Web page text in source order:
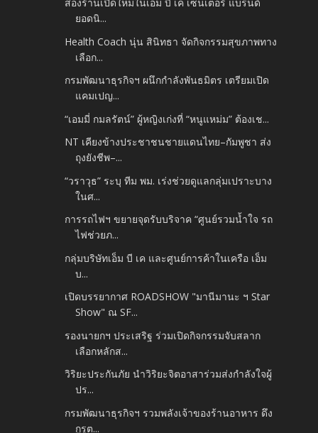
ยอดนิ...
Health Coach นุ่น สินิทธา จัดกิจกรรมสุขภาพทาง
เลือก...
กรมพัฒนาธุรกิจฯ ผนึกกำลังพันธมิตร เตรียมเปิด
แคมเปญ...
“เอมมี่ กมลรัตน์” ผู้หญิงเก่งที่ “หนูแหม่ม” ต้องเช...
NT เคียงข้างประชาชนชายแดนไทย–กัมพูชา ส่ง
ถุงยังชีพ–...
“วราวุธ” ระบุ ทีม พม. เร่งช่วยดูแลกลุ่มเปราะบาง
ในศ...
การรถไฟฯ ขยายจุดรับบริจาค “ศูนย์รวมน้ำใจ รถ
ไฟช่วยภ...
กลุ่มบริษัทเอ็ม บี เค และศูนย์การค้าในเครือ เอ็ม
บ...
เปิดบรรยากาศ ROADSHOW "มานีมานะ ฯ Star
Show" ณ SF...
รองนายกฯ ประเสริฐ ร่วมเปิดกิจกรรมจับสลาก
เลือกหลักส...
วิริยะประกันภัย นำวิริยะจิตอาสาร่วมส่งกำลังใจผู้
ปร...
กรมพัฒนาธุรกิจฯ รวมพลังเจ้าของร้านอาหาร ดึง
กูรูต...